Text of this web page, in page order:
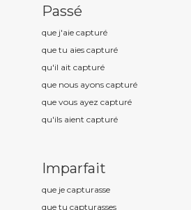
Passé
que j'aie capturé
que tu aies capturé
qu'il ait capturé
que nous ayons capturé
que vous ayez capturé
qu'ils aient capturé
Imparfait
que je capturasse
que tu capturasses